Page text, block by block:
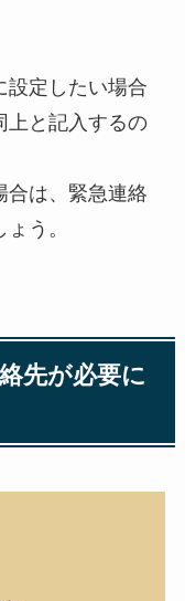
設定したい場合
上と記入するの
合は、緊急連絡
う。
先が必要に